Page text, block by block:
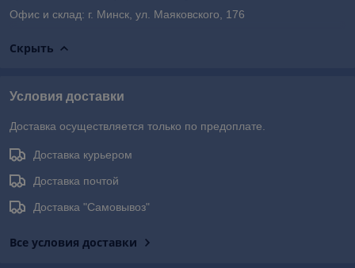
Офис и склад: г. Минск, ул. Маяковского, 176
Скрыть
Условия доставки
Доставка осуществляется только по предоплате.
Доставка курьером
Доставка почтой
Доставка "Самовывоз"
Все условия доставки